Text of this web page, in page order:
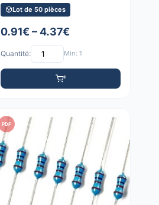
Lot de 50 pièces
0.91€ – 4.37€
Quantité: Min: 1
PDF